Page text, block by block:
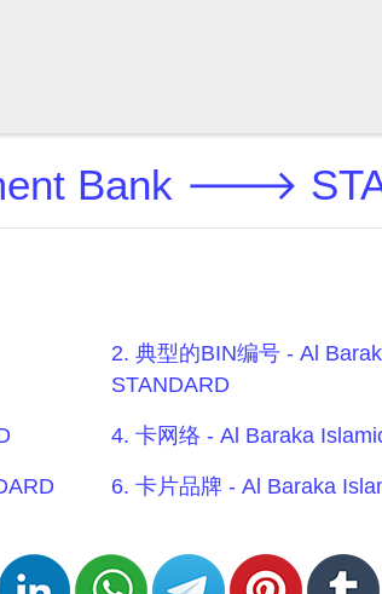
Bank 🡒
2. 典型的BIN编号 - Al
STANDARD
4. 卡网络 - Al Baraka
6. 卡片品牌 - Al Baraka